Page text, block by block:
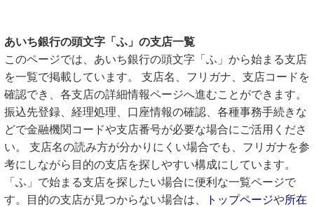
あいち銀行の頭文字「ふ」の支店一覧
このページでは、あいち銀行の頭文字「ふ」から始まる支店
を一覧で掲載しています。 支店名、フリガナ、支店コードを
確認でき、各支店の詳細情報ページへ進むことができます。
振込先登録、経理処理、口座情報の確認、各種事務手続きな
どで金融機関コードや支店番号が必要な場合にご活用くださ
い。 支店名の読み方が分かりにくい場合でも、フリガナを参
考にしながら目的の支店を探しやすい構成にしています。
「ふ」で始まる支店を探したい場合に便利な一覧ページで
す。目的の支店が見つからない場合は、
トップページや所在